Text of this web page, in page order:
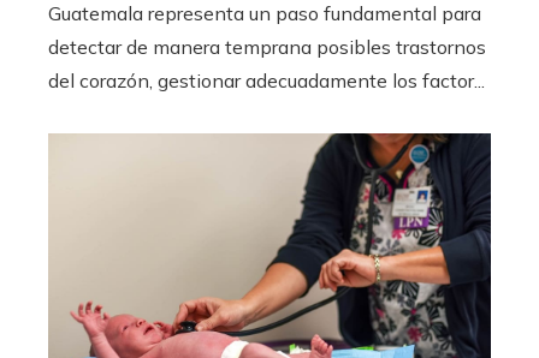
Guatemala representa un paso fundamental para
detectar de manera temprana posibles trastornos
del corazón, gestionar adecuadamente los factor...